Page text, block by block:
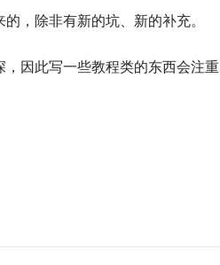
，除非有新的坑、新的补充。
因此写一些教程类的东西会注重